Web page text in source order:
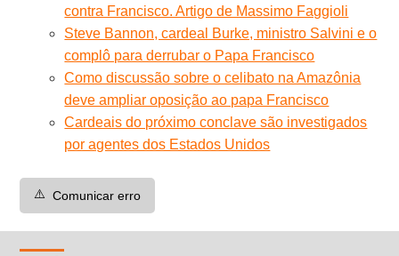
contra Francisco. Artigo de Massimo Faggioli
Steve Bannon, cardeal Burke, ministro Salvini e o
complô para derrubar o Papa Francisco
Como discussão sobre o celibato na Amazônia
deve ampliar oposição ao papa Francisco
Cardeais do próximo conclave são investigados
por agentes dos Estados Unidos
⚠️ Comunicar erro